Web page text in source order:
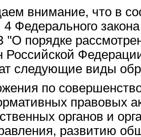
внимание, что в
4 Федерального
"О порядке
Российской
следующие виды
по
правовых
органов и
развитию